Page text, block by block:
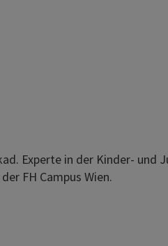
Experte in der Kinder-
FH Campus Wien.